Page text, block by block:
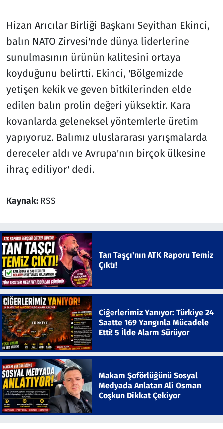
Hizan Arıcılar Birliği Başkanı Seyithan Ekinci,
balın NATO Zirvesi'nde dünya liderlerine
sunulmasının ürünün kalitesini ortaya
koyduğunu belirtti. Ekinci, 'Bölgemizde
yetişen kekik ve geven bitkilerinden elde
edilen balın prolin değeri yüksektir. Kara
kovanlarda geleneksel yöntemlerle üretim
yapıyoruz. Balımız uluslararası yarışmalarda
dereceler aldı ve Avrupa'nın birçok ülkesine
ihraç ediliyor' dedi.
Kaynak: RSS
Tan Taşçı'nın ATK Raporu Temiz
Çıktı!
Ciğerlerimiz Yanıyor: Türkiye 24
Saatte 169 Yangınla Mücadele
Etti! 5 İlde Alarm Sürüyor
Makam Şoförlüğünü Sosyal
Medyada Anlatan Ali Osman
Coşkun Dikkat Çekiyor